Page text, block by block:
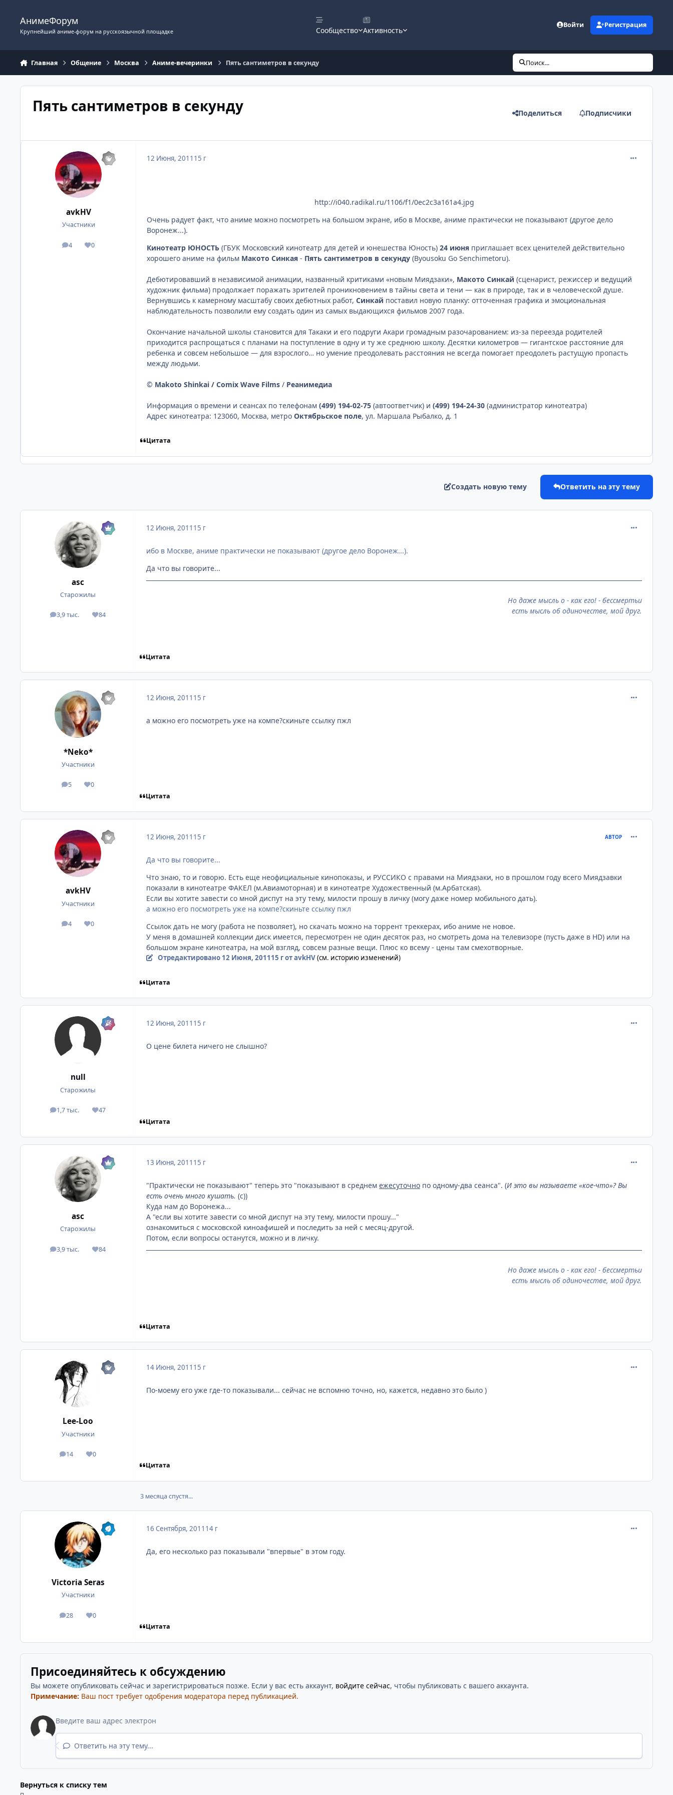
АнимеФорум
Крупнейший аниме-форум на русскоязычной площадке Сообщество Активность
Войти Регистрация
Главная Общение Москва Аниме-вечеринки Пять сантиметров в секунду Поиск...
Пять сантиметров в секунду Поделиться Подписчики
avkHV
Участники
4
посты 0
Репутация
12 Июня, 2011 15 г
http://i040.radikal.ru/1106/f1/0ec2c3a161a4.jpg
Очень радует факт, что аниме можно посмотреть на большом экране, ибо в Москве, аниме практически не показывают (другое дело
Воронеж...).
Кинотеатр ЮНОСТЬ (ГБУК Московский кинотеатр для детей и юнешества Юность) 24 июня приглашает всех ценителей действительно
хорошего аниме на фильм Макото Синкая - Пять сантиметров в секунду (Byousoku Go Senchimetoru).
Дебютировавший в независимой анимации, названный критиками «новым Миядзаки», Макото Синкай (сценарист, режиссер и ведущий
художник фильма) продолжает поражать зрителей проникновением в тайны света и тени — как в природе, так и в человеческой душе.
Вернувшись к камерному масштабу своих дебютных работ, Синкай поставил новую планку: отточенная графика и эмоциональная
наблюдательность позволили ему создать один из самых выдающихся фильмов 2007 года.
Окончание начальной школы становится для Такаки и его подруги Акари громадным разочарованием: из-за переезда родителей
приходится распрощаться с планами на поступление в одну и ту же среднюю школу. Десятки километров — гигантское расстояние для
ребенка и совсем небольшое — для взрослого… но умение преодолевать расстояния не всегда помогает преодолеть растущую пропасть
между людьми.
© Makoto Shinkai / Comix Wave Films / Реанимедиа
Информация о времени и сеансах по телефонам (499) 194-02-75 (автоответчик) и (499) 194-24-30 (администратор кинотеатра)
Адрес кинотеатра: 123060, Москва, метро Октябрьское поле, ул. Маршала Рыбалко, д. 1
Цитата
Создать новую тему Ответить на эту тему
asc
Старожилы
3,9 тыс.
посты 84
Репутация
12 Июня, 2011 15 г
ибо в Москве, аниме практически не показывают (другое дело Воронеж...).
Да что вы говорите...
Но даже мысль о - как его! - бессмертьи
есть мысль об одиночестве, мой друг.
Цитата
*Neko*
Участники
5
посты 0
Репутация
12 Июня, 2011 15 г
а можно его посмотреть уже на компе?скиньте ссылку пжл
Цитата
avkHV
Участники
4
посты 0
Репутация
12 Июня, 2011 15 г АВТОР
Да что вы говорите...
Что знаю, то и говорю. Есть еще неофициальные кинопоказы, и РУССИКО с правами на Миядзаки, но в прошлом году всего Миядзавки
показали в кинотеатре ФАКЕЛ (м.Авиамоторная) и в кинотеатре Художественный (м.Арбатская).
Если вы хотите завести со мной диспут на эту тему, милости прошу в личку (могу даже номер мобильного дать).
а можно его посмотреть уже на компе?скиньте ссылку пжл
Ссылок дать не могу (работа не позволяет), но скачать можно на торрент треккерах, ибо аниме не новое.
У меня в домашней коллекции диск имеется, пересмотрен не один десяток раз, но смотреть дома на телевизоре (пусть даже в HD) или на
большом экране кинотеатра, на мой взгляд, совсем разные вещи. Плюс ко всему - цены там смехотворные.
Отредактировано 12 Июня, 201115 гот avkHV(см. историю изменений)
Цитата
null
Старожилы
1,7 тыс.
посты 47
Репутация
12 Июня, 2011 15 г
О цене билета ничего не слышно?
Цитата
asc
Старожилы
3,9 тыс.
посты 84
Репутация
13 Июня, 2011 15 г
"Практически не показывают" теперь это "показывают в среднем ежесуточно по одному-два сеанса". (И это вы называете «кое-что»? Вы
есть очень много кушать. (с))
Куда нам до Воронежа...
А "если вы хотите завести со мной диспут на эту тему, милости прошу..."
ознакомиться с московской киноафишей и последить за ней с месяц-другой.
Потом, если вопросы останутся, можно и в личку.
Но даже мысль о - как его! - бессмертьи
есть мысль об одиночестве, мой друг.
Цитата
Lee-Loo
Участники
14
посты 0
Репутация
14 Июня, 2011 15 г
По-моему его уже где-то показывали... сейчас не вспомню точно, но, кажется, недавно это было )
Цитата
3 месяца спустя...
Victoria Seras
Участники
28
посты 0
Репутация
16 Сентября, 2011 14 г
Да, его несколько раз показывали "впервые" в этом году.
Цитата
Присоединяйтесь к обсуждению
Вы можете опубликовать сейчас и зарегистрироваться позже. Если у вас есть аккаунт, войдите сейчас, чтобы публиковать с вашего аккаунта.
Примечание: Ваш пост требует одобрения модератора перед публикацией.
Ответить на эту тему...
Вернуться к списку тем